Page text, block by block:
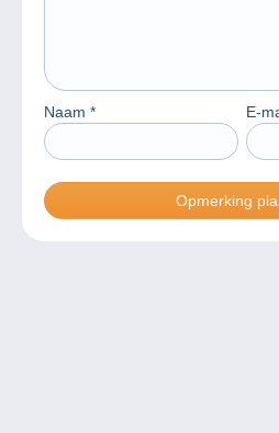
Naam * E-